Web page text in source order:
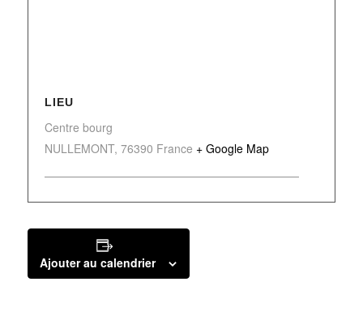
LIEU
Centre bourg
NULLEMONT, 76390 France + Google Map
Ajouter au calendrier